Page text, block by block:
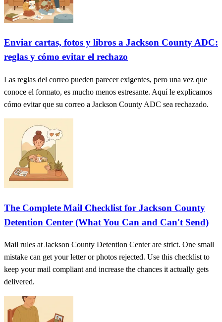
Enviar cartas, fotos y libros a Jackson County ADC:
reglas y cómo evitar el rechazo
Las reglas del correo pueden parecer exigentes, pero una vez que
conoce el formato, es mucho menos estresante. Aquí le explicamos
cómo evitar que su correo a Jackson County ADC sea rechazado.
The Complete Mail Checklist for Jackson County
Detention Center (What You Can and Can't Send)
Mail rules at Jackson County Detention Center are strict. One small
mistake can get your letter or photos rejected. Use this checklist to
keep your mail compliant and increase the chances it actually gets
delivered.